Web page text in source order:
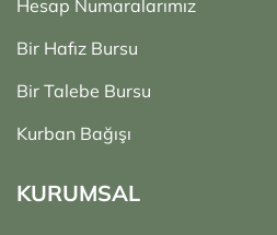
Hesap Numaralarımız
Bir Hafız Bursu
Bir Talebe Bursu
Kurban Bağışı
KURUMSAL